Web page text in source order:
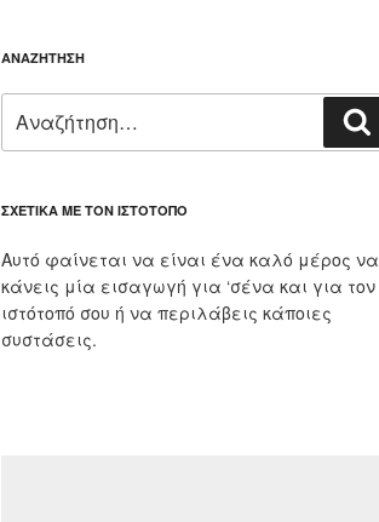
ΑΝΑΖΉΤΗΣΗ
για:
ΣΧΕΤΙΚΆ ΜΕ ΤΟΝ ΙΣΤΌΤΟΠΟ
Αυτό φαίνεται να είναι ένα καλό μέρος να
κάνεις μία εισαγωγή για ‘σένα και για τον
ιστότοπό σου ή να περιλάβεις κάποιες
συστάσεις.